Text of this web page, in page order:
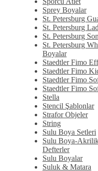
Sprey Boyalar
St. Petersburg
St. Petersburg
St. Petersburg
St. Petersburg
Boyalar
Staedtler Fimo
Staedtler Fimo
Staedtler Fimo
Staedtler Fimo
Stella
Stencil Şablonlar
Strafor Objeler
String
Sulu Boya Setleri
Sulu Boya-
Defterler
Sulu Boyalar
Suluk & Matara